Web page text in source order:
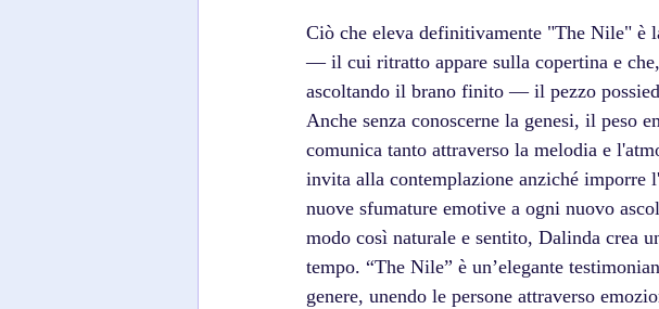
Ciò che eleva definitivamente "The Nile" è
— il cui ritratto appare sulla copertina e
ascoltando il brano finito — il pezzo
Anche senza conoscerne la genesi, il peso
comunica tanto attraverso la melodia e
invita alla contemplazione anziché imporre
nuove sfumature emotive a ogni nuovo
modo così naturale e sentito, Dalinda crea
tempo. “The Nile” è un’elegante
genere, unendo le persone attraverso